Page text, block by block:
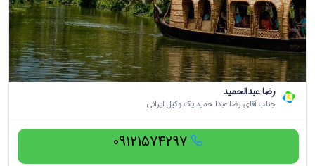
رضا عبدالحمید
جناب آقای رضا عبدالحمید یک وکیل ایرانی
09121574297